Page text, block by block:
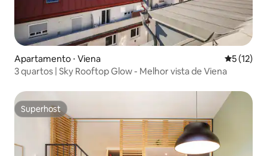
Apartamento ⋅ Viena 5 de uma
5 (12)
3 quartos | Sky Rooftop Glow - Melhor vista de Viena
Superhost
Superhost